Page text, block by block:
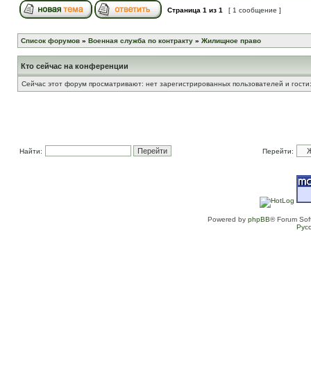
Страница 1 из 1 [ 1 сообщение ]
Список форумов » Военная служба по контракту » Жилищное право
Кто сейчас на конференции
Сейчас этот форум просматривают: нет зарегистрированных пользователей и
Найти: Перейти:
Powered by phpBB® Forum